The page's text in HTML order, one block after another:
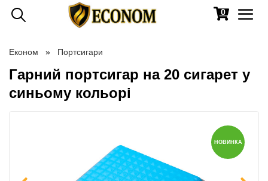
0
Toggle
Економ Портсигари
Гарний портсигар на 20 сигарет у
синьому кольорі
НОВИНКА